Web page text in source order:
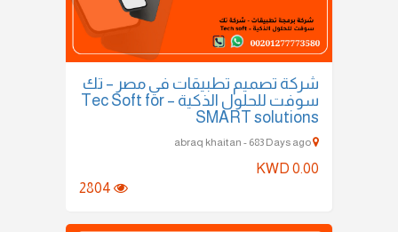
شركة تصميم تطبيقات في مصر – تك
سوفت للحلول الذكية – Tec Soft for
SMART solutions
KWD 0.00